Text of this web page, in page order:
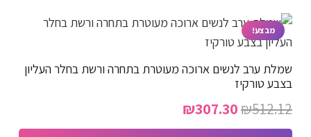
מבצע!
שמלת ערב לנשים ארוכה מעוטרת בתחרה ורשת בחלר העליון
בצבע טורקיז
₪512.12
המחיר
המקורי
₪307.30
הנוכחי